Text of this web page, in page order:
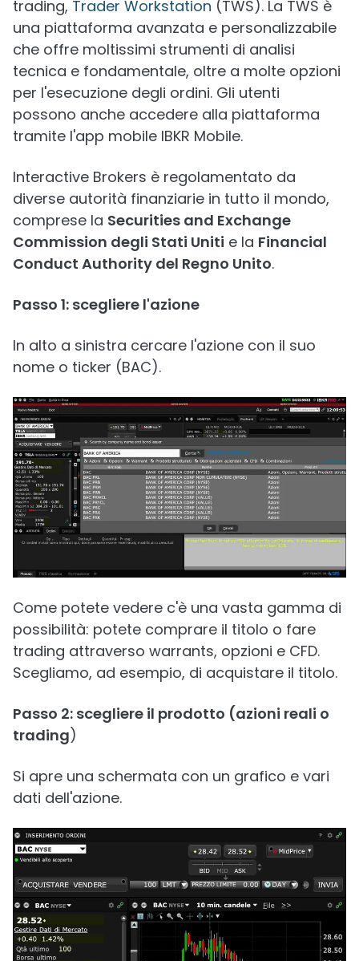
trading, Trader Workstation (TWS). La TWS è
una piattaforma avanzata e personalizzabile
che offre moltissimi strumenti di analisi
tecnica e fondamentale, oltre a molte opzioni
per l'esecuzione degli ordini. Gli utenti
possono anche accedere alla piattaforma
tramite l'app mobile IBKR Mobile.
Interactive Brokers è regolamentato da
diverse autorità finanziarie in tutto il mondo,
comprese la Securities and Exchange
Commission degli Stati Uniti e la Financial
Conduct Authority del Regno Unito.
Passo 1: scegliere l'azione
In alto a sinistra cercare l'azione con il suo
nome o ticker (BAC).
Come potete vedere c'è una vasta gamma di
possibilità: potete comprare il titolo o fare
trading attraverso warrants, opzioni e CFD.
Scegliamo, ad esempio, di acquistare il titolo.
Passo 2: scegliere il prodotto (azioni reali o
trading)
Si apre una schermata con un grafico e vari
dati dell'azione.